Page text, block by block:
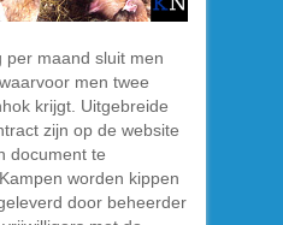
per maand sluit men
men twee
krijgt. Uitgebreide
zijn op de website
document te
worden kippen
door beheerder